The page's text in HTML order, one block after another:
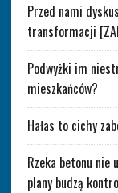
Przed nami
transformacji
Podwyżki im
mieszkańców?
Hałas to cichy
Rzeka betonu nie
plany budzą